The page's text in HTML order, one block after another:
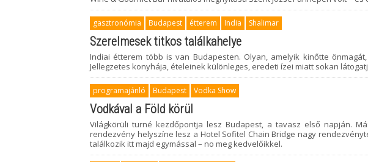
gasztronómia Budapest étterem India Shalimar
Szerelmesek titkos találkahelye
Indiai étterem több is van Budapesten. Olyan, amelyik kinőtte
Jellegzetes konyhája, ételeinek különleges, eredeti ízei miatt sokan
programajánló Budapest Vodka Show
Vodkával a Föld körül
Világkörüli turné kezdőpontja lesz Budapest, a tavasz első napján.
rendezvény helyszíne lesz a Hotel Sofitel Chain Bridge nagy
találkozik itt majd egymással – no meg kedvelőikkel.